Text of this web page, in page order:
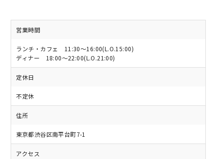
営業時間
ランチ・カフェ 11:30～16:00(L.O.15:00)
ディナー 18:00～22:00(L.O.21:00)
定休日
不定休
住所
東京都渋谷区南平台町7-1
アクセス